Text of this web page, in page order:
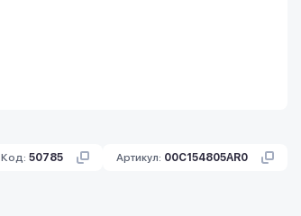
Код: 50785 Артикул: 00C154805AR0